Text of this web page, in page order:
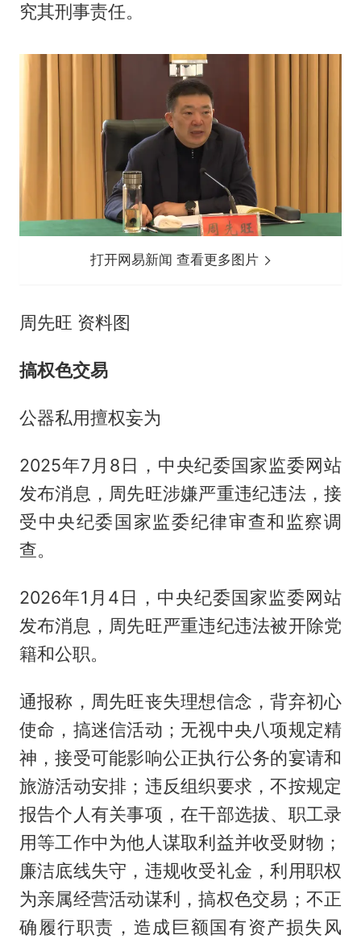
究其刑事责任。
打开网易新闻 查看更多图片
周先旺 资料图
搞权色交易
公器私用擅权妄为
2025年7月8日，中央纪委国家监委网站
发布消息，周先旺涉嫌严重违纪违法，接
受中央纪委国家监委纪律审查和监察调
查。
2026年1月4日，中央纪委国家监委网站
发布消息，周先旺严重违纪违法被开除党
籍和公职。
通报称，周先旺丧失理想信念，背弃初心
使命，搞迷信活动；无视中央八项规定精
神，接受可能影响公正执行公务的宴请和
旅游活动安排；违反组织要求，不按规定
报告个人有关事项，在干部选拔、职工录
用等工作中为他人谋取利益并收受财物；
廉洁底线失守，违规收受礼金，利用职权
为亲属经营活动谋利，搞权色交易；不正
确履行职责，造成巨额国有资产损失风